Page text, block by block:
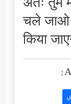
चले जाओ।
किया